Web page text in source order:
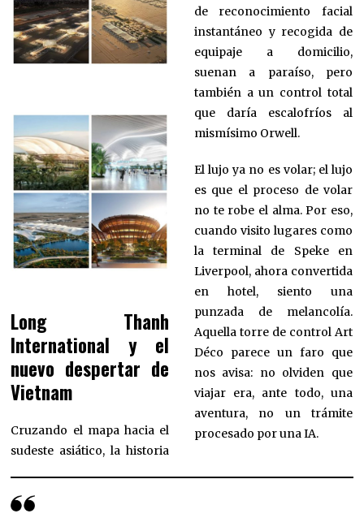
Long Thanh
International y el
nuevo despertar de
Vietnam
Cruzando el mapa hacia el
sudeste asiático, la historia
de reconocimiento facial
instantáneo y recogida de
equipaje a domicilio,
suenan a paraíso, pero
también a un control total
que daría escalofríos al
mismísimo Orwell.
El lujo ya no es volar; el lujo
es que el proceso de volar
no te robe el alma. Por eso,
cuando visito lugares como
la terminal de Speke en
Liverpool, ahora convertida
en hotel, siento una
punzada de melancolía.
Aquella torre de control Art
Déco parece un faro que
nos avisa: no olviden que
viajar era, ante todo, una
aventura, no un trámite
procesado por una IA.